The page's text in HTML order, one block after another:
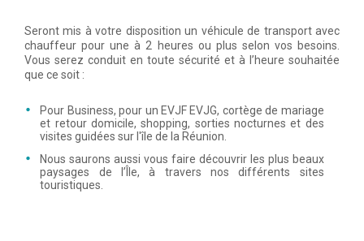
Seront mis à votre disposition un véhicule de transport avec
chauffeur pour une à 2 heures ou plus selon vos besoins.
Vous serez conduit en toute sécurité et à l’heure souhaitée
que ce soit :
Pour Business, pour un EVJF EVJG, cortège de mariage
et retour domicile, shopping, sorties nocturnes et des
visites guidées sur l'île de la Réunion.
Nous saurons aussi vous faire découvrir les plus beaux
paysages de l’Île, à travers nos différents sites
touristiques.